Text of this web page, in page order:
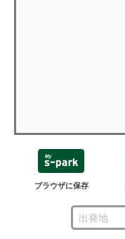
ブラウザに保存